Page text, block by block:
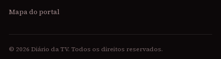
Mapa do portal
© 2026 Diário da TV. Todos os direitos reservados.